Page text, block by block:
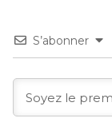
S’abonner